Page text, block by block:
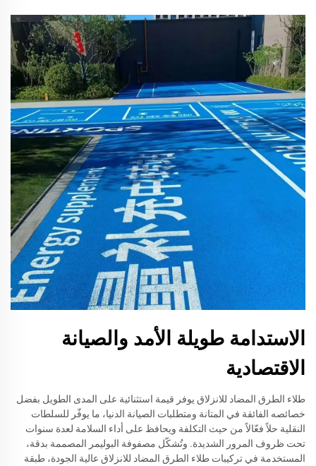
الاستدامة طويلة الأمد والصيانة
الاقتصادية
طلاء الطرق المضاد للانزلاق يوفر قيمة استثنائية على المدى الطويل بفضل
خصائصه الفائقة في المتانة ومتطلبات الصيانة الدنيا، ما يوفّر للسلطات
النقلية حلاً فعّالاً من حيث التكلفة ويحافظ على أداء السلامة لعدة سنوات
تحت ظروف المرور الشديدة. وتُشكّل مصفوفة البوليمر المصممة بدقة،
المستخدمة في تركيبات طلاء الطرق المضاد للانزلاق عالية الجودة، طبقة